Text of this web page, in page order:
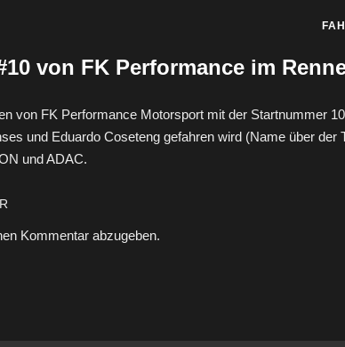
von FK Performance im
von FK Performance Motorsport mit der Startnummer
und Eduardo Coseteng gefahren wird (Name über
und ADAC.
Kommentar abzugeben.